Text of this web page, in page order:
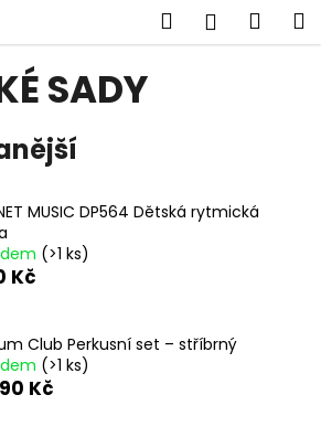
Hledat
SADY
MUSIC DP564 Dětská rytmická
(>1 ks)
Kč
Club Perkusní set – stříbrný
(>1 ks)
Kč